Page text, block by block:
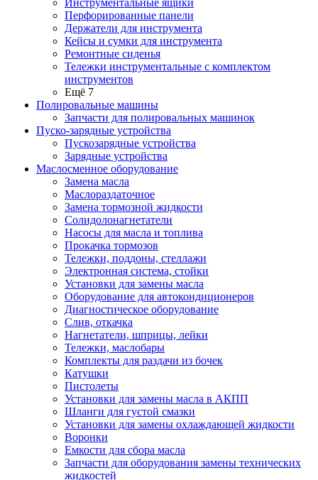
Инструментальные ящики
Перфорированные панели
Держатели для инструмента
Кейсы и сумки для инструмента
Ремонтные сиденья
Тележки инструментальные с комплектом
инструментов
Ещё 7
Полировальные машины
Запчасти для полировальных машинок
Пуско-зарядные устройства
Пускозарядные устройства
Зарядные устройства
Маслосменное оборудование
Замена масла
Маслораздаточное
Замена тормозной жидкости
Солидолонагнетатели
Насосы для масла и топлива
Прокачка тормозов
Тележки, поддоны, стеллажи
Электронная система, стойки
Установки для замены масла
Оборудование для автокондиционеров
Диагностическое оборудование
Слив, откачка
Нагнетатели, шприцы, лейки
Тележки, маслобары
Комплекты для раздачи из бочек
Катушки
Пистолеты
Установки для замены масла в АКПП
Шланги для густой смазки
Установки для замены охлаждающей жидкости
Воронки
Емкости для сбора масла
Запчасти для оборудования замены технических
жидкостей